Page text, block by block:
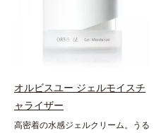
目安＞パール1粒程度＜ご使用ステ
ップ＞洗顔料 ⇒ 化粧水 ⇒ ザ リン
クルセラム ⇒ 保湿液＜1商品あたり
の使用回数＞通常サイズ：約90回
180回（3ヵ月程度）各商品の詳し
い情報は商品ページをご覧くださ
い。・BEAUTY夏祭りは、こちら
ある「透明感のなさ」が現れること
で大人の肌印象に大きな影響を与え
ていることが分かりました。そこで
容成分(*7)として「G.D.F.アクティ
ベーター(*8)」を配合。そして、従
来から配合している美白有効成分
「トラネキサム酸」を配合しまし
オルビスユー ジェルモイスチ
ャライザー
高密着の水感ジェルクリーム。うる